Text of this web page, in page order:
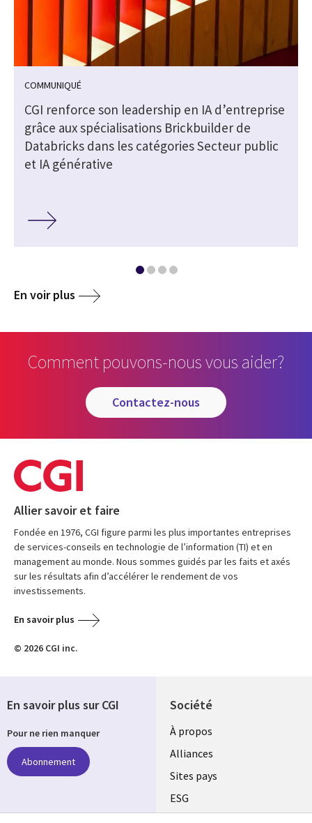
COMMUNIQUÉ
CGI renforce son leadership en IA d’entreprise
grâce aux spécialisations Brickbuilder de
Databricks dans les catégories Secteur public
et IA générative
En voir plus
Comment pouvons-nous vous aider?
contactez-nous
Allier savoir et faire
Fondée en 1976, CGI figure parmi les plus importantes entreprises
de services-conseils en technologie de l’information (TI) et en
management au monde. Nous sommes guidés par les faits et axés
sur les résultats afin d’accélérer le rendement de vos
investissements.
En savoir plus
© 2026 CGI inc.
Société
À propos
Alliances
Sites pays
ESG
En savoir plus sur CGI
Pour ne rien manquer
Abonnement